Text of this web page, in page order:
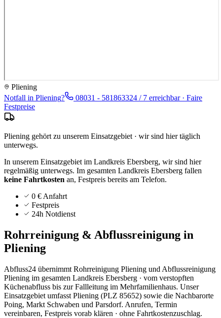
Pliening
Notfall in Pliening? 08031 - 581863324 / 7 erreichbar · Faire
Festpreise
Pliening gehört zu unserem Einsatzgebiet · wir sind hier täglich
unterwegs.
In unserem Einsatzgebiet im Landkreis Ebersberg, wir sind hier
regelmäßig unterwegs. Im gesamten Landkreis Ebersberg fallen
keine Fahrtkosten an, Festpreis bereits am Telefon.
0 € Anfahrt
Festpreis
24h Notdienst
Rohrreinigung & Abflussreinigung in
Pliening
Abfluss24 übernimmt Rohrreinigung Pliening und Abflussreinigung
Pliening im gesamten Landkreis Ebersberg · vom verstopften
Küchenabfluss bis zur Fallleitung im Mehrfamilienhaus. Unser
Einsatzgebiet umfasst Pliening (PLZ 85652) sowie die Nachbarorte
Poing, Markt Schwaben und Parsdorf. Anrufen, Termin
vereinbaren, Festpreis vorab klären · ohne Fahrtkostenzuschlag.